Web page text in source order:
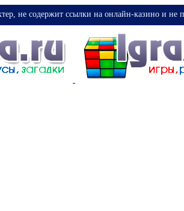
не содержит ссылки на онлайн-казино и не